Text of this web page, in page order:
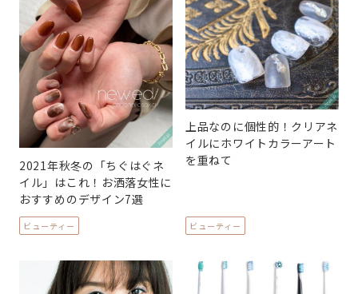
2021年秋冬の「ちぐはぐネ
イル」はこれ！お洒落女性に
おすすめのデザイン7選
ビューティー
上品なのに個性的！クリアネ
イルにホワイトカラーアート
を重ねて
ビューティー